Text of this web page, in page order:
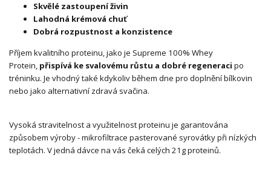
Skvělé zastoupení živin
Lahodná krémová chuť
Dobrá rozpustnost a konzistence
Příjem kvalitního proteinu, jako je Supreme 100% Whey
Protein, přispívá ke svalovému růstu a dobré regeneraci po
tréninku. Je vhodný také kdykoliv během dne pro doplnění bílkovin
nebo jako alternativní zdravá svačina.
Vysoká stravitelnost a využitelnost proteinu je garantována
způsobem výroby - mikrofiltrace pasterované syrovátky při nízkých
teplotách. V jedná dávce na vás čeká celých 21g proteinů.